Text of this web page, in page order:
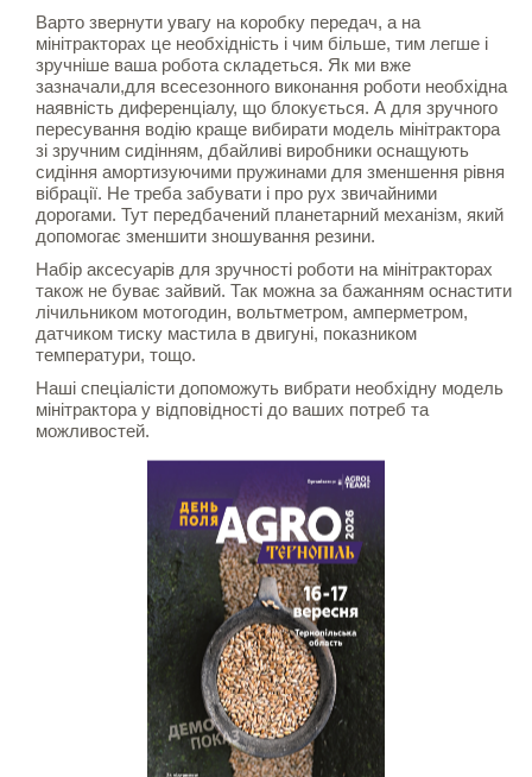
Варто звернути увагу на коробку передач, а на
мінітракторах це необхідність і чим більше, тим легше і
зручніше ваша робота складеться. Як ми вже
зазначали,для всесезонного виконання роботи необхідна
наявність диференціалу, що блокується. А для зручного
пересування водію краще вибирати модель мінітрактора
зі зручним сидінням, дбайливі виробники оснащують
сидіння амортизуючими пружинами для зменшення рівня
вібрації. Не треба забувати і про рух звичайними
дорогами. Тут передбачений планетарний механізм, який
допомогає зменшити зношування резини.
Набір аксесуарів для зручності роботи на мінітракторах
також не буває зайвий. Так можна за бажанням оснастити
лічильником мотогодин, вольтметром, амперметром,
датчиком тиску мастила в двигуні, показником
температури, тощо.
Наші спеціалісти допоможуть вибрати необхідну модель
мінітрактора у відповідності до ваших потреб та
можливостей.